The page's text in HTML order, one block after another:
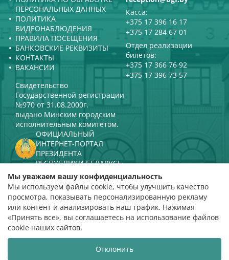
ПЕРСОНАЛЬНЫХ ДАННЫХ
ПОЛИТИКА
ВИДЕОНАБЛЮДЕНИЯ
ПРАВИЛА ПОСЕЩЕНИЯ
БАНКОВСКИЕ РЕКВИЗИТЫ
КОНТАКТЫ
ВАКАНСИИ
Касса:
+375 17 396 16 17
+375 17 284 67 01
Отдел реализации
билетов:
+375 17 366 76 92
+375 17 396 73 57
Свидетельство
Государственной регистрации
№970 от 31.08.2000г.
выдано Минским городским
исполнительным комитетом.
ОФИЦИАЛЬНЫЙ
ИНТЕРНЕТ-ПОРТАЛ
ПРЕЗИДЕНТА
РЕСПУБЛИКИ БЕЛАРУСЬ
МИНИСТЕРСТВО КУЛЬТУРЫ
РЕСПУБЛИКИ БЕЛАРУСЬ
ПОРТАЛ
РЕЙТИНГОВОЙ ОЦЕНКИ
оценка 4,9
на основании 112 отзывов
Мы уважаем вашу конфиденциальность
Мы используем файлы cookie, чтобы улучшить качество
просмотра, показывать персонализированную рекламу
или контент и анализировать наш трафик. Нажимая
«Принять все», вы соглашаетесь на использование файлов
cookie наших сайтов.
Отклонить